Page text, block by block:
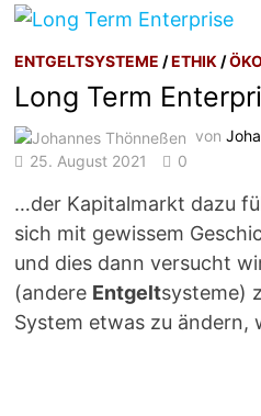
ENTGELTSYSTEME /ETHIK/
Long Term
von
25. August 2021
0
…der Kapitalmarkt dazu
sich mit gewissem
und dies dann versucht
(andere Entgeltsysteme)
System etwas zu ändern,